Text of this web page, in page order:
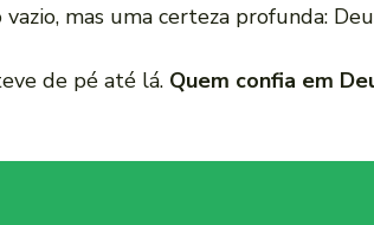
mas uma certeza profunda:
de pé até lá. Quem confia em